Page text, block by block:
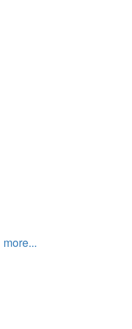
more...